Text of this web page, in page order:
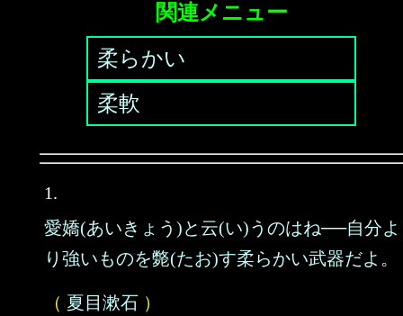
関連メニュー
柔らかい
柔軟
1.
愛嬌(あいきょう)と云(い)うのはね──自分よ
り強いものを斃(たお)す柔らかい武器だよ。
（ 夏目漱石 ）